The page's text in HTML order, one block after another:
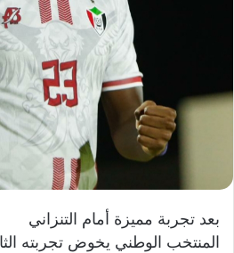
ر
و
ن
ا
بعد تجربة مميزة أمام التنزاني
المنتخب الوطني يخوض تجربته